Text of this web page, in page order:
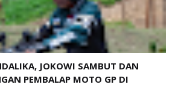
JOKOWI SAMBUT DAN
PEMBALAP MOTO GP DI